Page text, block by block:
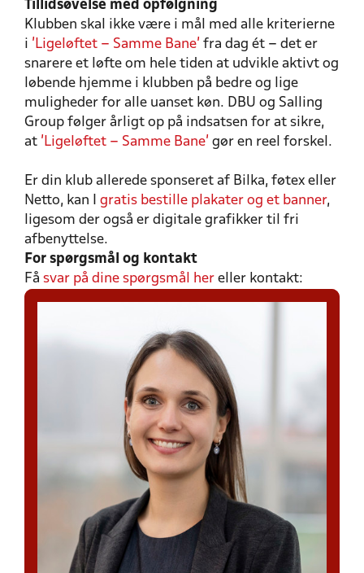
Tillidsøvelse med opfølgning
Klubben skal ikke være i mål med alle kriterierne
i ’Ligeløftet – Samme Bane’ fra dag ét – det er
snarere et løfte om hele tiden at udvikle aktivt og
løbende hjemme i klubben på bedre og lige
muligheder for alle uanset køn. DBU og Salling
Group følger årligt op på indsatsen for at sikre,
at ’Ligeløftet – Samme Bane’ gør en reel forskel.
Er din klub allerede sponseret af Bilka, føtex eller
Netto, kan I
gratis bestille plakater og et banner,
ligesom der også er digitale grafikker til fri
afbenyttelse.
For spørgsmål og kontakt
Få svar på dine spørgsmål her eller kontakt: